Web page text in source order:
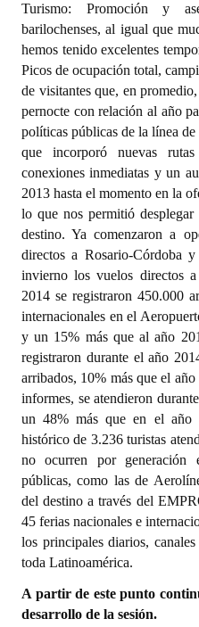
Turismo: Promoción y
barilochenses, al igual que
hemos tenido excelentes
Picos de ocupación total,
de visitantes que, en
pernocte con relación al año
políticas públicas de la línea
que incorporó nuevas rutas
conexiones inmediatas y un
2013 hasta el momento en la
lo que nos permitió
destino. Ya comenzaron a
directos a Rosario-Córdoba
invierno los vuelos directos
2014 se registraron 450.000
internacionales en el
y un 15% más que al año
registraron durante el año
arribados, 10% más que el
informes, se atendieron
un 48% más que en el año
histórico de 3.236 turistas
no ocurren por generación
públicas, como las de
del destino a través del
45 ferias nacionales e
los principales diarios,
toda Latinoamérica.
A partir de este punto
desarrollo de la sesión.